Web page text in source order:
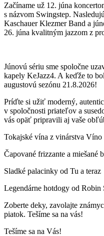
Začíname už 12. júna
s názvom Swingstep.
Kaschauer Klezmer Band a
26. júna kvalitným jazzom z
Júnovú sériu sme spoločne
kapely KeJazz4. A keďže to
augustovú sezónu 21.8.2026!
Príďte si užiť moderný,
v spoločnosti priateľov a
vás opäť pripravili aj vaše
Tokajské vína z vinárstva
Čapované frizzante a miešané
Sladké palacinky od Tu a teraz
Legendárne hotdogy od Robin
Zoberte deky, zavolajte
piatok. Tešíme sa na vás!
Tešíme sa na Vás!